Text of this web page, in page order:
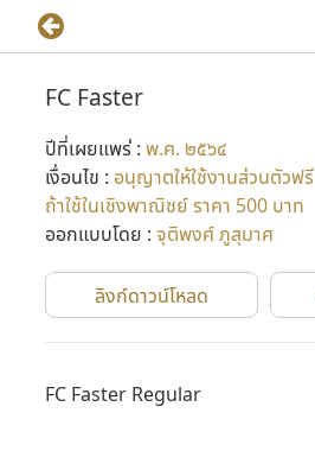
FC Faster
ปีที่เผยแพร่ : พ.ศ. ๒๕๖๔
เงื่อนไข : อนุญาตให้ใช้งานส่วนตัวฟรี
ถ้าใช้ในเชิงพาณิชย์ ราคา 500 บาท
ออกแบบโดย : จุติพงศ์ ภูสุมาศ
ลิงก์ดาวน์โหลด
FC Faster Regular